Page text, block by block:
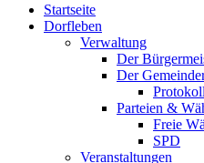
oben
scrollen
Startseite
Dorfleben
Verwaltung
Der
Der
Parteien &
Freie
SPD
Veranstaltungen